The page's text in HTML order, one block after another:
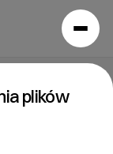
plików